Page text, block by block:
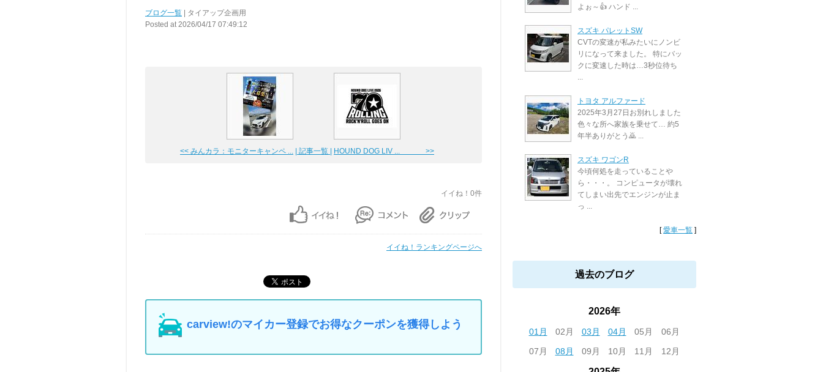
ブログ一覧 | タイアップ企画用
Posted at 2026/04/17 07:49:12
<< みんカラ：モニターキャンペ ... | 記事一覧 | HOUND DOG LIV ... >>
イイね！0件
イイね！ランキングページへ
carview!のマイカー登録でお得なクーポンを獲得しよう
よぉ～👍 ハンド ...
スズキ パレットSW
CVTの変速が私みたいにノンビ
リになって来ました。 特にバッ
クに変速した時は…3秒位待ち
...
トヨタ アルファード
2025年3月27日お別れしました
色々な所へ家族を乗せて… 約5
年半ありがとう🙇 ...
スズキ ワゴンR
今頃何処を走っていることや
ら・・・。 コンピュータが壊れ
てしまい出先でエンジンが止ま
っ ...
[愛車一覧 ]
過去のブログ
2026年
01月 02月 03月 04月 05月
06月
07月
08月 09月 10月 11月 12月